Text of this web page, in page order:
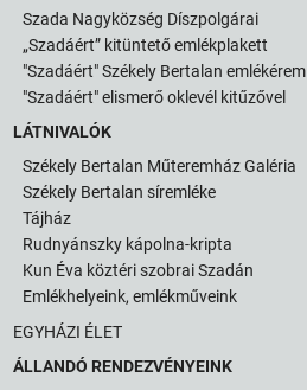
Szada Nagyközség Díszpolgárai
„Szadáért” kitüntető emlékplakett
"Szadáért" Székely Bertalan emlékérem
"Szadáért" elismerő oklevél kitűzővel
LÁTNIVALÓK
Székely Bertalan Műteremház Galéria
Székely Bertalan síremléke
Tájház
Rudnyánszky kápolna-kripta
Kun Éva köztéri szobrai Szadán
Emlékhelyeink, emlékműveink
EGYHÁZI ÉLET
ÁLLANDÓ RENDEZVÉNYEINK